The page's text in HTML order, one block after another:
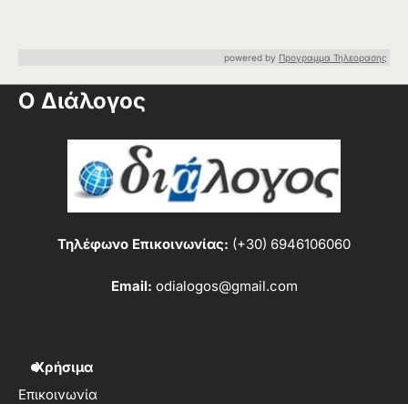
powered by Προγραμμα Τηλεορασης
Ο Διάλογος
Τηλέφωνο Επικοινωνίας: (+30) 6946106060
Email: odialogos@gmail.com
Χρήσιμα
Επικοινωνία